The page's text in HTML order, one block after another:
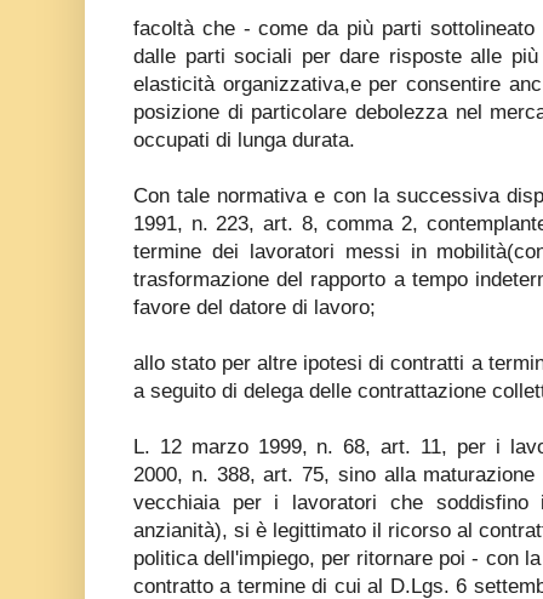
facoltà che - come da più parti
dalle parti sociali per dare risposte alle
elasticità organizzativa,e per consentire
posizione di particolare debolezza nel
occupati di lunga durata.
Con tale normativa e con la successiva
1991, n. 223, art. 8, comma 2,
termine dei lavoratori messi in
trasformazione del rapporto a tempo
favore del datore di lavoro;
allo stato per altre ipotesi di contratti a
a seguito di delega delle contrattazione
L. 12 marzo 1999, n. 68, art. 11, per i
2000, n. 388, art. 75, sino alla
vecchiaia per i lavoratori che
anzianità), si è legittimato il ricorso al
politica dell'impiego, per ritornare poi - con
contratto a termine di cui al D.Lgs. 6